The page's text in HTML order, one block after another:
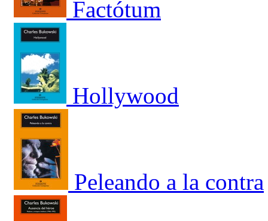
Factótum
Hollywood
Peleando a la contra